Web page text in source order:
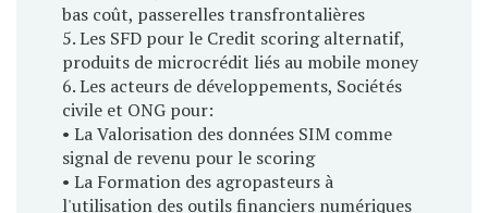
bas coût, passerelles transfrontalières
5. Les SFD pour le Credit scoring alternatif,
produits de microcrédit liés au mobile money
6. Les acteurs de développements, Sociétés
civile et ONG pour:
• La Valorisation des données SIM comme
signal de revenu pour le scoring
• La Formation des agropasteurs à
l'utilisation des outils financiers numériques